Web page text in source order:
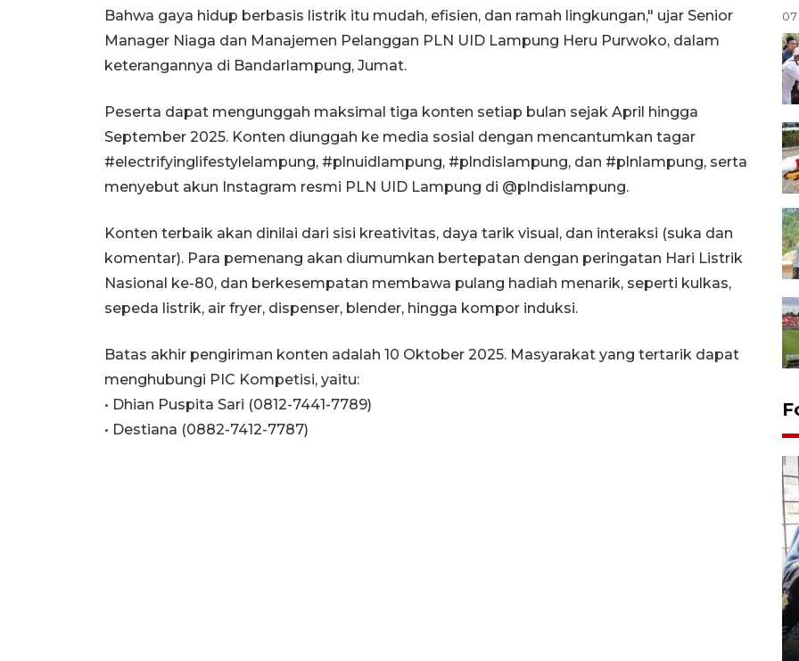
Bahwa gaya hidup berbasis listrik itu mudah, efisien, dan ramah lingkungan," ujar Senior
Manager Niaga dan Manajemen Pelanggan PLN UID Lampung Heru Purwoko, dalam
keterangannya di Bandarlampung, Jumat.
Peserta dapat mengunggah maksimal tiga konten setiap bulan sejak April hingga
September 2025. Konten diunggah ke media sosial dengan mencantumkan tagar
#electrifyinglifestylelampung, #plnuidlampung, #plndislampung, dan #plnlampung, serta
menyebut akun Instagram resmi PLN UID Lampung di @plndislampung.
Konten terbaik akan dinilai dari sisi kreativitas, daya tarik visual, dan interaksi (suka dan
komentar). Para pemenang akan diumumkan bertepatan dengan peringatan Hari Listrik
Nasional ke-80, dan berkesempatan membawa pulang hadiah menarik, seperti kulkas,
sepeda listrik, air fryer, dispenser, blender, hingga kompor induksi.
Batas akhir pengiriman konten adalah 10 Oktober 2025. Masyarakat yang tertarik dapat
menghubungi PIC Kompetisi, yaitu:
• Dhian Puspita Sari (0812-7441-7789)
• Destiana (0882-7412-7787)
07